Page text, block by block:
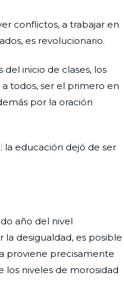
conflictos, a trabajar en
es revolucionario.
del inicio de clases, los
todos, ser el primero en
por la oración
la educación dejó de ser
año del nivel
desigualdad, es posible
proviene precisamente
los niveles de morosidad